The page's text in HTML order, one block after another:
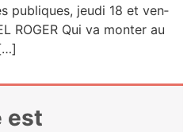
publiques, jeu­di 18 et ven­
ROGER Qui va mon­ter au
est